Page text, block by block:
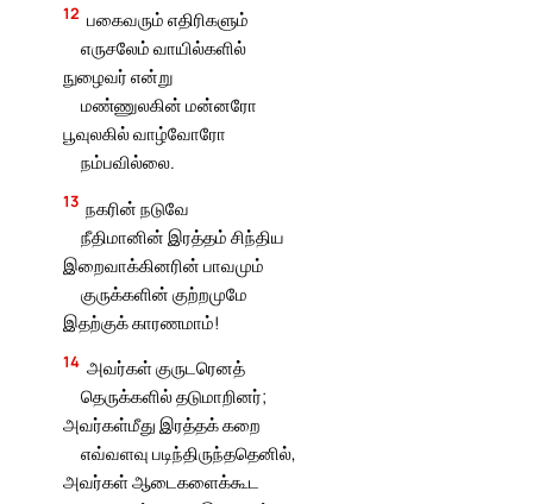
12 பகைவரும் எதிரிகளும்
எருசலேம் வாயில்களில்
நுழைவர் என்று
மண்ணுலகின் மன்னரோ
பூவுலகில் வாழ்வோரோ
நம்பவில்லை.
13 நகரின் நடுவே
நீதிமானின் இரத்தம் சிந்திய
இறைவாக்கினரின் பாவமும்
குருக்களின் குற்றமுமே
இதற்குக் காரணமாம்!
14 அவர்கள் குருடரெனத்
தெருக்களில் தடுமாறினர்;
அவர்கள்மீது இரத்தக் கறை
எவ்வளவு படிந்திருந்ததெனில்,
அவர்கள் ஆடைகளைக்கூட